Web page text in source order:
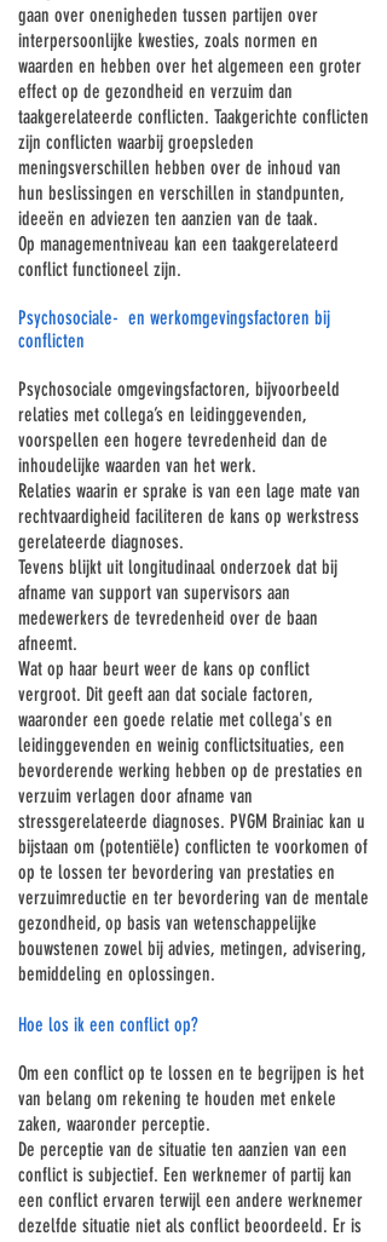
gaan over onenigheden tussen partijen over
interpersoonlijke kwesties, zoals normen en
waarden en hebben over het algemeen een groter
effect op de gezondheid en verzuim dan
taakgerelateerde conflicten. Taakgerichte conflicten
zijn conflicten waarbij groepsleden
meningsverschillen hebben over de inhoud van
hun beslissingen en verschillen in standpunten,
ideeën en adviezen ten aanzien van de taak.
Op managementniveau kan een taakgerelateerd
conflict functioneel zijn.
Psychosociale- en werkomgevingsfactoren bij
conflicten
Psychosociale omgevingsfactoren, bijvoorbeeld
relaties met collega’s en leidinggevenden,
voorspellen een hogere tevredenheid dan de
inhoudelijke waarden van het werk.
Relaties waarin er sprake is van een lage mate van
rechtvaardigheid faciliteren de kans op werkstress
gerelateerde diagnoses.
Tevens blijkt uit longitudinaal onderzoek dat bij
afname van support van supervisors aan
medewerkers de tevredenheid over de baan
afneemt.
Wat op haar beurt weer de kans op conflict
vergroot. Dit geeft aan dat sociale factoren,
waaronder een goede relatie met collega's en
leidinggevenden en weinig conflictsituaties, een
bevorderende werking hebben op de prestaties en
verzuim verlagen door afname van
stressgerelateerde diagnoses. PVGM Brainiac kan u
bijstaan om (potentiële) conflicten te voorkomen of
op te lossen ter bevordering van prestaties en
verzuimreductie en ter bevordering van de mentale
gezondheid, op basis van wetenschappelijke
bouwstenen zowel bij advies, metingen, advisering,
bemiddeling en oplossingen.
Hoe los ik een conflict op?
Om een conflict op te lossen en te begrijpen is het
van belang om rekening te houden met enkele
zaken, waaronder perceptie.
​De perceptie van de situatie ten aanzien van een
conflict is subjectief. Een werknemer of partij kan
een conflict ervaren terwijl een andere werknemer
dezelfde situatie niet als conflict beoordeeld. Er is